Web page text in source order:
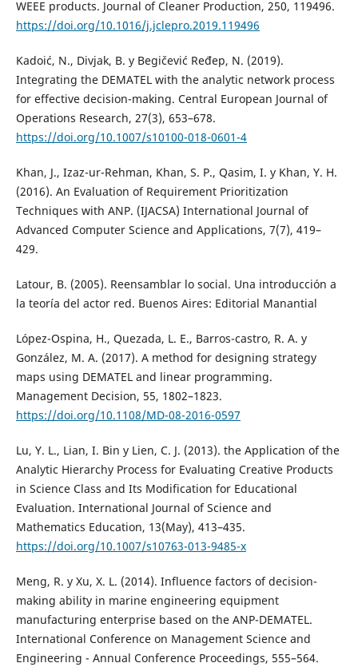
WEEE products. Journal of Cleaner Production, 250, 119496.
https://doi.org/10.1016/j.jclepro.2019.119496
Kadoić, N., Divjak, B. y Begičević Ređep, N. (2019).
Integrating the DEMATEL with the analytic network process
for effective decision-making. Central European Journal of
Operations Research, 27(3), 653–678.
https://doi.org/10.1007/s10100-018-0601-4
Khan, J., Izaz-ur-Rehman, Khan, S. P., Qasim, I. y Khan, Y. H.
(2016). An Evaluation of Requirement Prioritization
Techniques with ANP. (IJACSA) International Journal of
Advanced Computer Science and Applications, 7(7), 419–
429.
Latour, B. (2005). Reensamblar lo social. Una introducción a
la teoría del actor red. Buenos Aires: Editorial Manantial
López-Ospina, H., Quezada, L. E., Barros-castro, R. A. y
González, M. A. (2017). A method for designing strategy
maps using DEMATEL and linear programming.
Management Decision, 55, 1802–1823.
https://doi.org/10.1108/MD-08-2016-0597
Lu, Y. L., Lian, I. Bin y Lien, C. J. (2013). the Application of the
Analytic Hierarchy Process for Evaluating Creative Products
in Science Class and Its Modification for Educational
Evaluation. International Journal of Science and
Mathematics Education, 13(May), 413–435.
https://doi.org/10.1007/s10763-013-9485-x
Meng, R. y Xu, X. L. (2014). Influence factors of decision-
making ability in marine engineering equipment
manufacturing enterprise based on the ANP-DEMATEL.
International Conference on Management Science and
Engineering - Annual Conference Proceedings, 555–564.